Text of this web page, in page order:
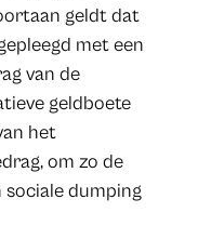
geldt dat
met een
van de
geldboete
het
om zo de
dumping